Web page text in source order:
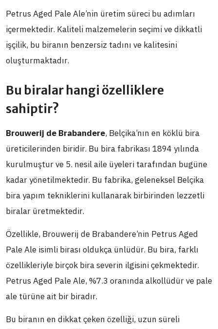
Petrus Aged Pale Ale’nin üretim süreci bu adımları
içermektedir. Kaliteli malzemelerin seçimi ve dikkatli
işçilik, bu biranın benzersiz tadını ve kalitesini
oluşturmaktadır.
Bu biralar hangi özelliklere
sahiptir?
Brouwerij de Brabandere, Belçika’nın en köklü bira
üreticilerinden biridir. Bu bira fabrikası 1894 yılında
kurulmuştur ve 5. nesil aile üyeleri tarafından bugüne
kadar yönetilmektedir. Bu fabrika, geleneksel Belçika
bira yapım tekniklerini kullanarak birbirinden lezzetli
biralar üretmektedir.
Özellikle, Brouwerij de Brabandere’nin Petrus Aged
Pale Ale isimli birası oldukça ünlüdür. Bu bira, farklı
özellikleriyle birçok bira severin ilgisini çekmektedir.
Petrus Aged Pale Ale, %7.3 oranında alkollüdür ve pale
ale türüne ait bir biradır.
Bu biranın en dikkat çeken özelliği, uzun süreli